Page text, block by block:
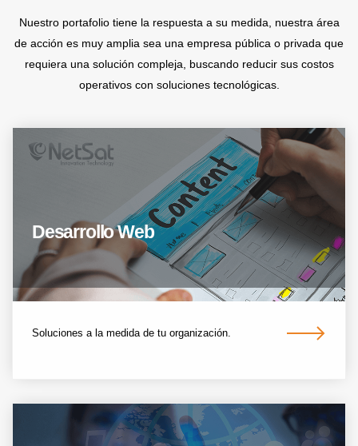
Nuestro portafolio tiene la respuesta a su medida, nuestra área
de acción es muy amplia sea una empresa pública o privada que
requiera una solución compleja, buscando reducir sus costos
operativos con soluciones tecnológicas.
Desarrollo Web
Soluciones a la medida de tu organización.